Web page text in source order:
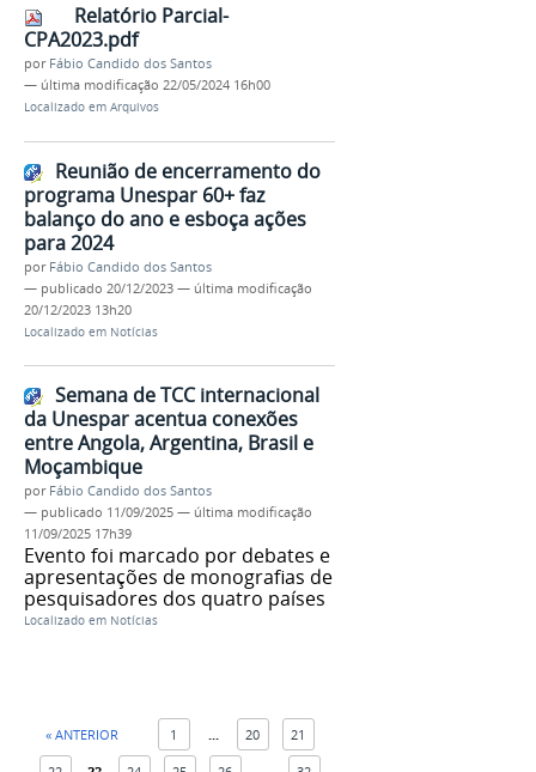
Relatório Parcial-
CPA2023.pdf
por Fábio Candido dos Santos
— última modificação 22/05/2024 16h00
Localizado em Arquivos
Reunião de encerramento do
programa Unespar 60+ faz
balanço do ano e esboça ações
para 2024
por Fábio Candido dos Santos
— publicado 20/12/2023 — última modificação
20/12/2023 13h20
Localizado em Notícias
Semana de TCC internacional
da Unespar acentua conexões
entre Angola, Argentina, Brasil e
Moçambique
por Fábio Candido dos Santos
— publicado 11/09/2025 — última modificação
11/09/2025 17h39
Evento foi marcado por debates e
apresentações de monografias de
pesquisadores dos quatro países
Localizado em Notícias
« ANTERIOR 1 ... 20 21